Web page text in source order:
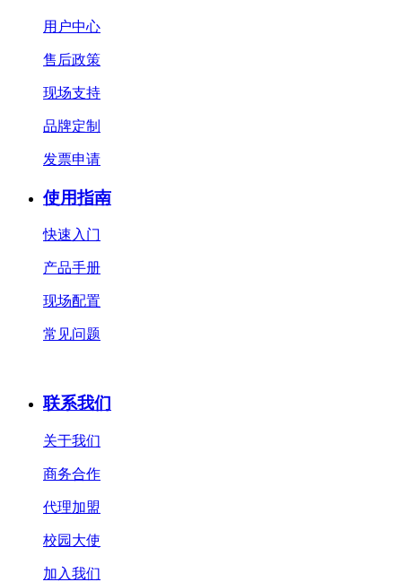
用户中心
售后政策
现场支持
品牌定制
发票申请
使用指南
快速入门
产品手册
现场配置
常见问题
联系我们
关于我们
商务合作
代理加盟
校园大使
加入我们